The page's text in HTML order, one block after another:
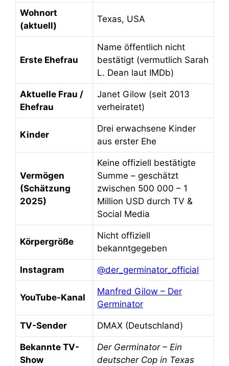
Wohnort
(aktuell)
Texas, USA
Erste Ehefrau
Name öffentlich nicht
bestätigt (vermutlich Sarah
L. Dean laut IMDb)
Aktuelle Frau /
Ehefrau
Janet Gilow (seit 2013
verheiratet)
Kinder
Drei erwachsene Kinder
aus erster Ehe
Vermögen
(Schätzung
2025)
Keine offiziell bestätigte
Summe – geschätzt
zwischen 500 000 – 1
Million USD durch TV &
Social Media
Körpergröße
Nicht offiziell
bekanntgegeben
Instagram @der_germinator_official
YouTube-Kanal
Manfred Gilow – Der
Germinator
TV-Sender DMAX (Deutschland)
Bekannte TV-
Show
Der Germinator – Ein
deutscher Cop in Texas